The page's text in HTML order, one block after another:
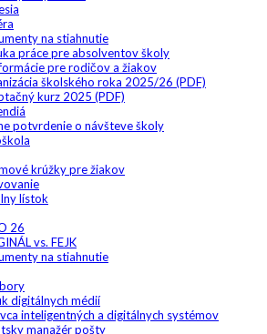
na stiahnutie
práce pre absolventov školy
pre rodičov a žiakov
školského roka 2025/26 (PDF)
kurz 2025 (PDF)
potvrdenie o návšteve školy
krúžky pre žiakov
lístok
26
vs. FEJK
na stiahnutie
digitálnych médií
inteligentných a digitálnych systémov
manažér pošty